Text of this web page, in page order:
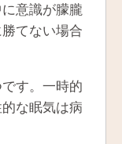
意識が朦朧
てない場合
す。一時的
な眠気は病